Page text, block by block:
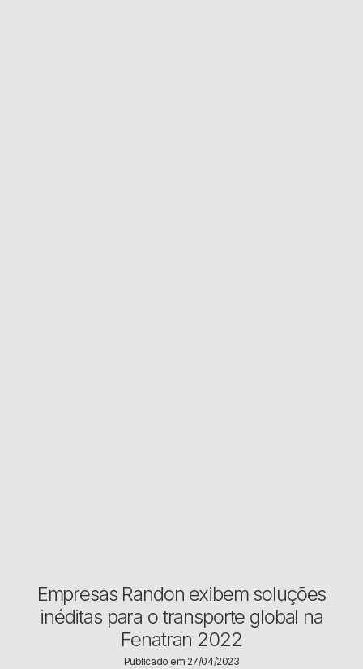
Empresas Randon exibem soluções
inéditas para o transporte global na
Fenatran 2022
Publicado em 27/04/2023